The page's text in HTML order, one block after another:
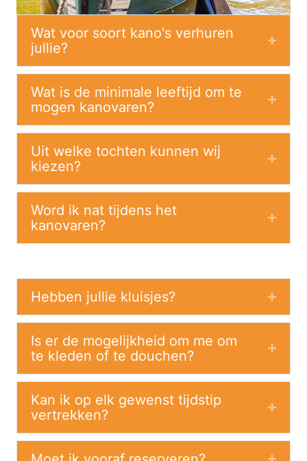
Wat voor soort kano's verhuren
jullie?
Expand
Wat is de minimale leeftijd om te
mogen kanovaren?
Expand
Uit welke tochten kunnen wij
kiezen?
Expand
Word ik nat tijdens het
kanovaren?
Expand
Hebben jullie kluisjes? Expand
Is er de mogelijkheid om me om
te kleden of te douchen?
Expand
Kan ik op elk gewenst tijdstip
vertrekken?
Expand
Expand